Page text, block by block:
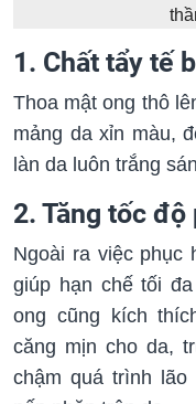
1. Chất tẩy tế
Thoa mật ong thô
mảng da xỉn màu,
làn da luôn trắng
2. Tăng tốc độ
Ngoài ra việc phục
giúp hạn chế tối
ong cũng kích
căng mịn cho da,
chậm quá trình